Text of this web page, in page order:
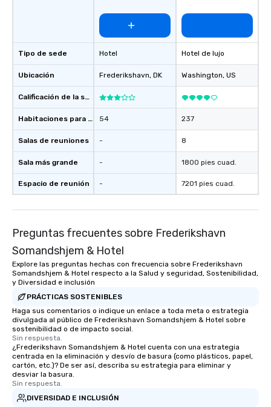
Tipo de sede
Ubicación
Calificación de la sede
Habitaciones para huéspedes
Salas de reuniones
Sala más grande
Espacio de reunión
Hotel
Frederikshavn, DK
54
-
-
-
Hotel de lujo
Washington, US
237
8
1800 pies cuad.
7201 pies cuad.
Preguntas frecuentes sobre Frederikshavn
Somandshjem & Hotel
Explore las preguntas hechas con frecuencia sobre Frederikshavn
Somandshjem & Hotel respecto a la Salud y seguridad, Sostenibilidad,
y Diversidad e inclusión
PRÁCTICAS SOSTENIBLES
Haga sus comentarios o indique un enlace a toda meta o estrategia
divulgada al público de Frederikshavn Somandshjem & Hotel sobre
sostenibilidad o de impacto social.
Sin respuesta.
¿Frederikshavn Somandshjem & Hotel cuenta con una estrategia
centrada en la eliminación y desvío de basura (como plásticos, papel,
cartón, etc.)? De ser así, describa su estrategia para eliminar y
desviar la basura.
Sin respuesta.
DIVERSIDAD E INCLUSIÓN